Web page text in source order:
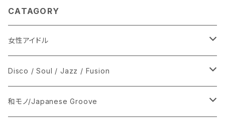
CATAGORY
女性アイドル
シングル盤
あ行
LP
Disco / Soul / Jazz / Fusion
シングル盤
和モノ/Japanese Groove